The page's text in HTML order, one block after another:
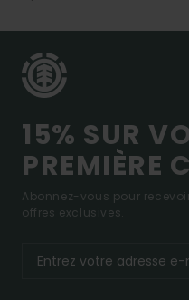
15% SUR
PREMIÈRE
Abonnez-vous pour
offres exclusives.